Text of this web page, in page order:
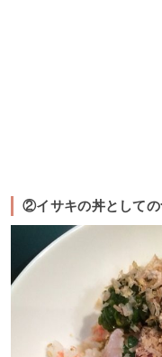
②イサキの丼としての